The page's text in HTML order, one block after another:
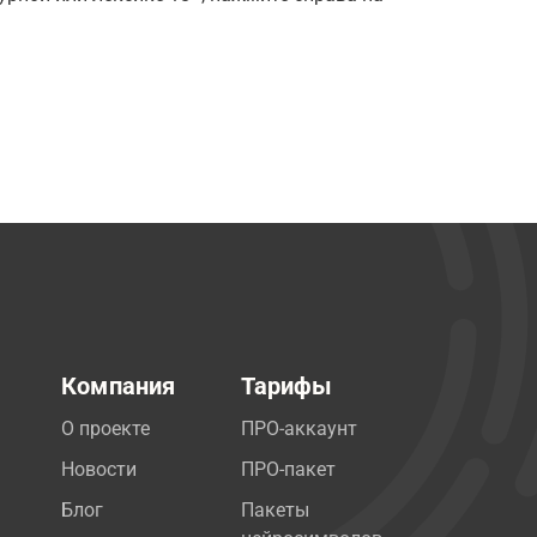
Компания
О проекте
Новости
Блог
Тарифы
ПРО-аккаунт
ПРО-пакет
Пакеты